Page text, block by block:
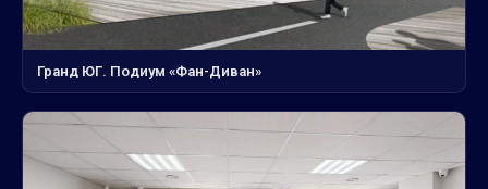
Гранд ЮГ. Подиум «Фан-Диван»